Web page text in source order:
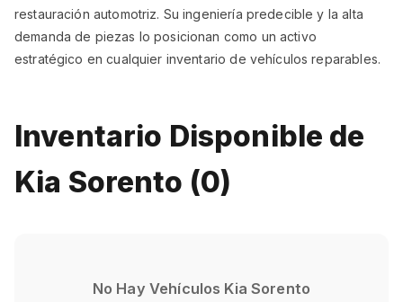
restauración automotriz. Su ingeniería predecible y la alta
demanda de piezas lo posicionan como un activo
estratégico en cualquier inventario de vehículos reparables.
Inventario Disponible de
Kia Sorento (0)
No Hay Vehículos Kia Sorento